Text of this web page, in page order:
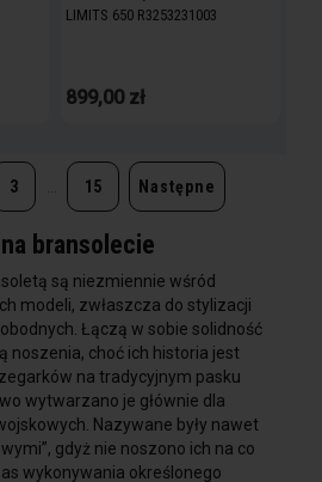
ZEGAREK MĘSKI SECTOR NO
3 15 Następne
bransolecie
są niezmiennie wśród
modeli, zwłaszcza do stylizacji
Łączą w sobie solidność
noszenia, choć ich historia jest
na tradycyjnym pasku
wytwarzano je głównie dla
Nazywane były nawet
gdyż nie noszono ich na co